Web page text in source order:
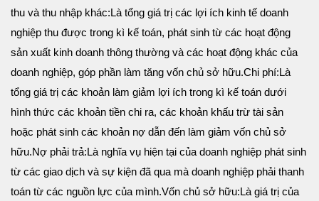
thu và thu nhập khác:Là tổng giá trị các lợi ích kinh tế doanh
nghiệp thu được trong kì kế toán, phát sinh từ các hoạt động
sản xuất kinh doanh thông thường và các hoạt động khác của
doanh nghiệp, góp phần làm tăng vốn chủ sở hữu.Chi phí:Là
tổng giá trị các khoản làm giảm lợi ích trong kì kế toán dưới
hình thức các khoản tiền chi ra, các khoản khấu trừ tài sản
hoặc phát sinh các khoản nợ dẫn đến làm giảm vốn chủ sở
hữu.Nợ phải trả:Là nghĩa vụ hiện tại của doanh nghiệp phát sinh
từ các giao dịch và sự kiện đã qua mà doanh nghiệp phải thanh
toán từ các nguồn lực của mình.Vốn chủ sở hữu:Là giá trị của